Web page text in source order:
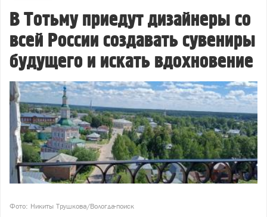
В Тотьму приедут дизайнеры со
всей России создавать сувениры
будущего и искать вдохновение
Фото: Никиты Трушкова/Вологда-поиск